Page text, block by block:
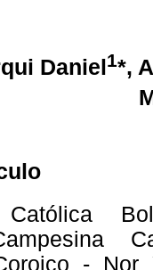
Daniel1*,
Católica
-